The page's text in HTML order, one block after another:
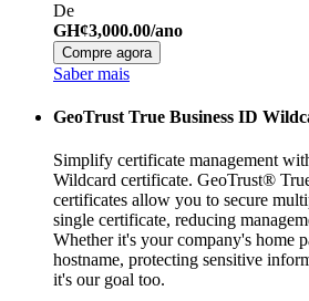
De
GH¢3,000.00/ano
Compre agora
Saber mais
GeoTrust True Business ID
Simplify certificate management
Wildcard certificate. GeoTrust®
certificates allow you to secure
single certificate, reducing
Whether it's your company's home
hostname, protecting sensitive
it's our goal too.